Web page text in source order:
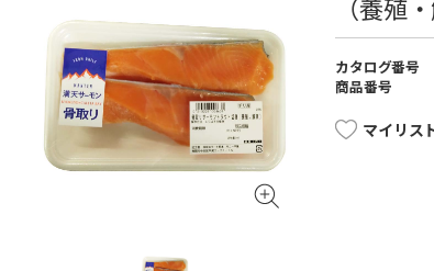
（養殖
カタログ番号
商品番号
マイリス